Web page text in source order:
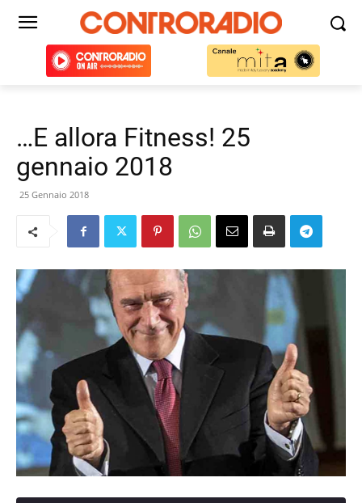
…E allora Fitness! 25
gennaio 2018
25 Gennaio 2018